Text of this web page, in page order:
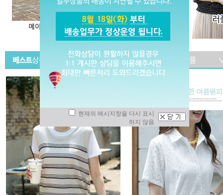
현재의 메시지창을 다시 표시
하지 않음